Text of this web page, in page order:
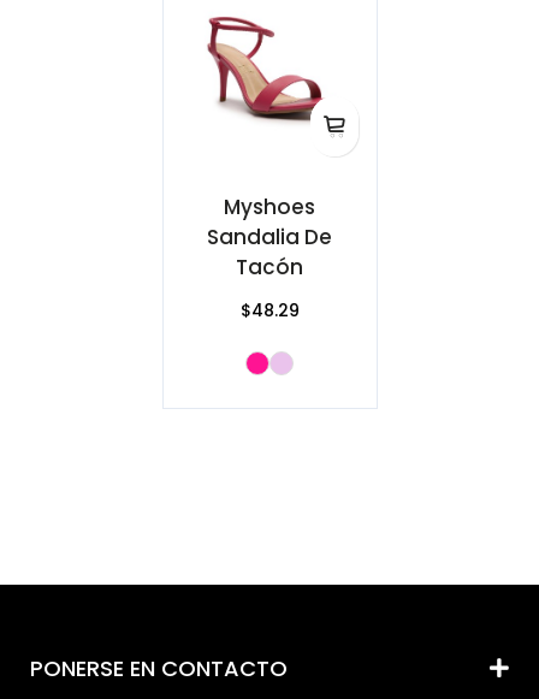
Myshoes
Sandalia De
Tacón
$48.29
PONERSE EN CONTACTO